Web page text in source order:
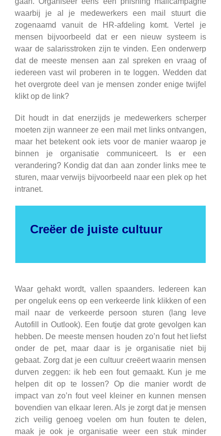
waarbij je al je medewerkers een mail stuurt die
zogenaamd vanuit de HR-afdeling komt. Vertel je
mensen bijvoorbeeld dat er een nieuw systeem is
waar de salarisstroken zijn te vinden. Een onderwerp
dat de meeste mensen aan zal spreken en vraag of
iedereen vast wil proberen in te loggen. Wedden dat
het overgrote deel van je mensen zonder enige twijfel
klikt op de link?
Dit houdt in dat enerzijds je medewerkers scherper
moeten zijn wanneer ze een mail met links ontvangen,
maar het betekent ook iets voor de manier waarop je
binnen je organisatie communiceert. Is er een
verandering? Kondig dat dan aan zonder links mee te
sturen, maar verwijs bijvoorbeeld naar een plek op het
intranet.
Creëer de juiste cultuur
Waar gehakt wordt, vallen spaanders. Iedereen kan
per ongeluk eens op een verkeerde link klikken of een
mail naar de verkeerde persoon sturen (lang leve
Autofill in Outlook). Een foutje dat grote gevolgen kan
hebben. De meeste mensen houden zo’n fout het liefst
onder de pet, maar daar is je organisatie niet bij
gebaat. Zorg dat je een cultuur creëert waarin mensen
durven zeggen: ik heb een fout gemaakt. Kun je me
helpen dit op te lossen? Op die manier wordt de
impact van zo’n fout veel kleiner en kunnen mensen
bovendien van elkaar leren. Als je zorgt dat je mensen
zich veilig genoeg voelen om hun fouten te delen,
maak je ook je organisatie weer een stuk minder